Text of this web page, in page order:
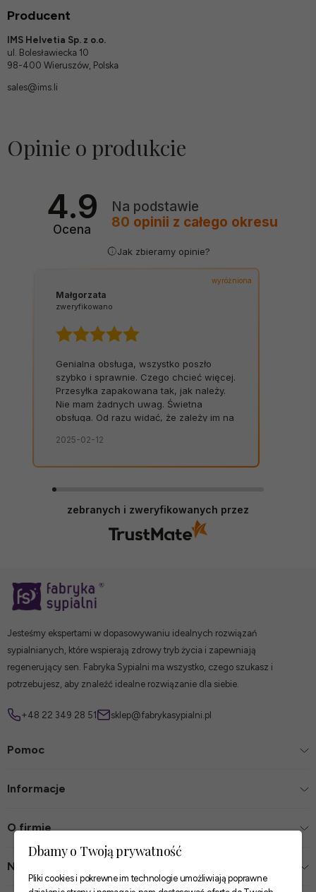
Producent
IMS Helvetia Sp. z o.o.
ul. Bolesławiecka 10
98-400 Wieruszów, Polska
sales@ims.li
Opinie o produkcie
4.9
Ocena
Na podstawie
80 opinii z całego okresu
Jak zbieramy opinie?
wyróżniona
Małgorzata
zweryfikowano
Genialna obsługa, wszystko poszło
szybko i sprawnie. Czego chcieć więcej.
Przesyłka zapakowana tak, jak należy.
Nie mam żadnych uwag. Świetna
obsługa. Od razu widać, że zależy im na
czas, bez zbędnych nerwów. Sklep bez
2025-02-12
zebranych i zweryfikowanych przez
Jesteśmy ekspertami w dopasowywaniu idealnych rozwiązań
sypialnianych, które wspierają zdrowy tryb życia i zapewniają
regenerujący sen. Fabryka Sypialni ma wszystko, czego szukasz i
potrzebujesz, aby znaleźć idealne rozwiązanie dla siebie.
+48 22 349 28 51 sklep@fabrykasypialni.pl
Pomoc
Informacje
O firmie
Nasze sklepy
Dbamy o Twoją prywatność
Pliki cookies i pokrewne im technologie umożliwiają poprawne